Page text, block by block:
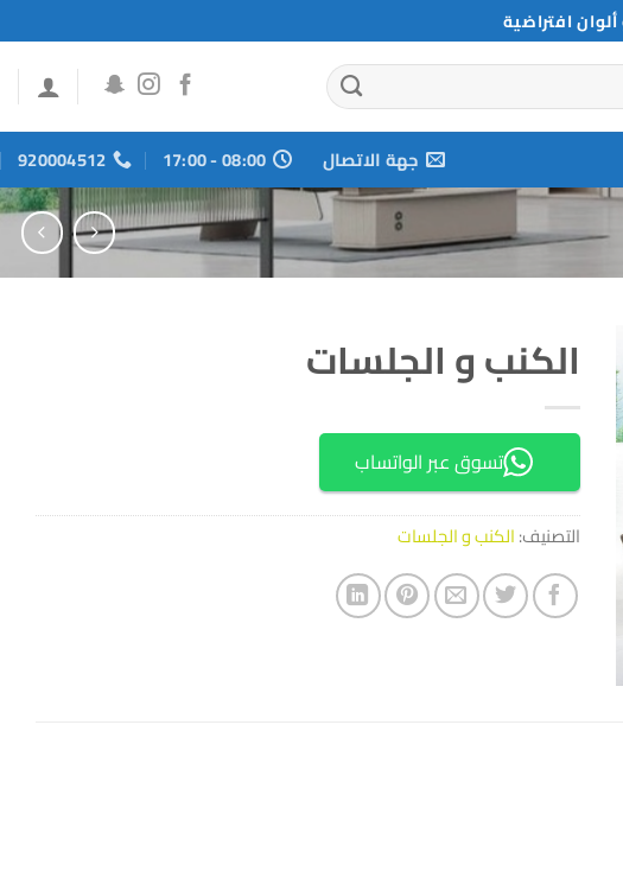
افتراضية
جهة الاتصال 08:00 - 17:00
920004512
الكنب و الجلسات
تسوق عبر الواتساب
التصنيف:الكنب و الجلسات